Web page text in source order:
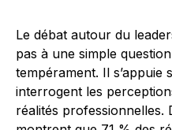
Le débat autour du
pas à une simple
tempérament. Il s’appuie
interrogent les
réalités professionnelles.